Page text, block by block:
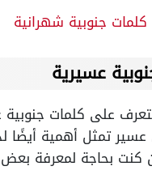
كلمات جنوبية شهرانية
عسيرية
على كلمات
عسير تمثل أهمية
كنت بحاجة لمعرفة